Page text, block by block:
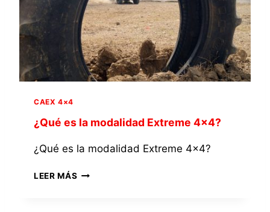
CAEX 4×4
¿Qué es la modalidad Extreme 4×4?
¿Qué es la modalidad Extreme 4×4?
LEER MÁS